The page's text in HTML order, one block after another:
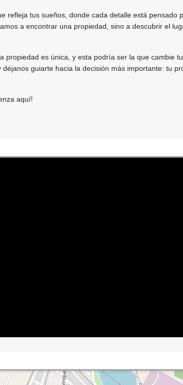
refleja tus sueños, donde cada detalle está pensado
a encontrar una propiedad, sino a descubrir el
propiedad es única, y esta podría ser la que cambie tu
déjanos guiarte hacia la decisión más importante: tu
aquí!